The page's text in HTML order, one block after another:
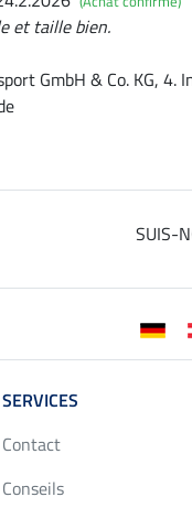
et taille bien.
GmbH & Co. KG,
SUIS-
SERVICES
Contact
Conseils